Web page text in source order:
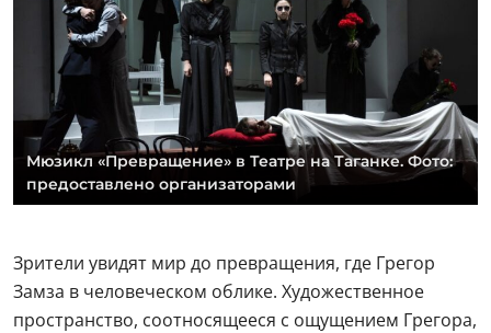
Мюзикл «Превращение» в Театре на Таганке. Фото:
предоставлено организаторами
Зрители увидят мир до превращения, где Грегор
Замза в человеческом облике. Художественное
пространство, соотносящееся с ощущением Грегора,